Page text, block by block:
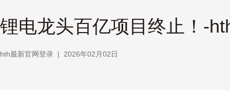
锂电龙头百亿项目终止！-
hth最新官网登录 | 2026年02月02日